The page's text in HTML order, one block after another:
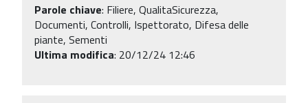
Parole chiave: Filiere, QualitaSicurezza,
Documenti, Controlli, Ispettorato, Difesa delle
piante, Sementi
Ultima modifica: 20/12/24 12:46